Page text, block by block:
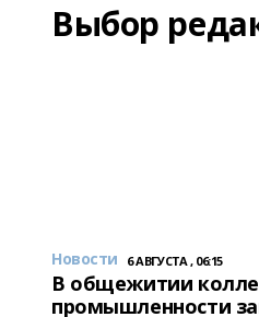
Выбор
Новости 6 АВГУСТА , 06:15
В общежитии
промышленности